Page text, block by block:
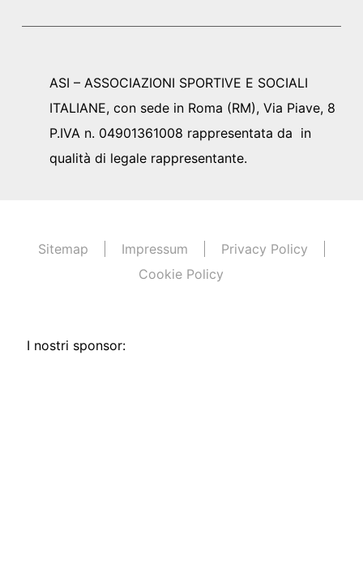
ASI – ASSOCIAZIONI SPORTIVE E SOCIALI
ITALIANE, con sede in Roma (RM), Via Piave, 8
P.IVA n. 04901361008 rappresentata da in
qualità di legale rappresentante.
Sitemap Impressum
Privacy Policy
Cookie Policy
I nostri sponsor: